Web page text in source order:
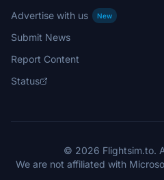
Advertise with us
New
Submit News
Report Content
Status
© 2026 Flightsim.to.
We are not affiliated with